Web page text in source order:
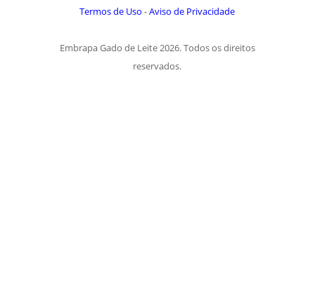
Termos de Uso -Aviso de Privacidade
Embrapa Gado de Leite 2026. Todos os direitos
reservados.